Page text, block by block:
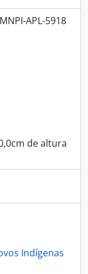
APL-5918
de altura
Indígenas